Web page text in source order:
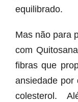
equilibrado.
Mas não para
com
fibras que
ansiedade por
colesterol.